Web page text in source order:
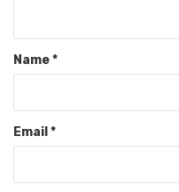
Name*
Email *